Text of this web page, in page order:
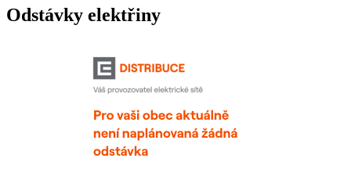
Odstávky elektřiny